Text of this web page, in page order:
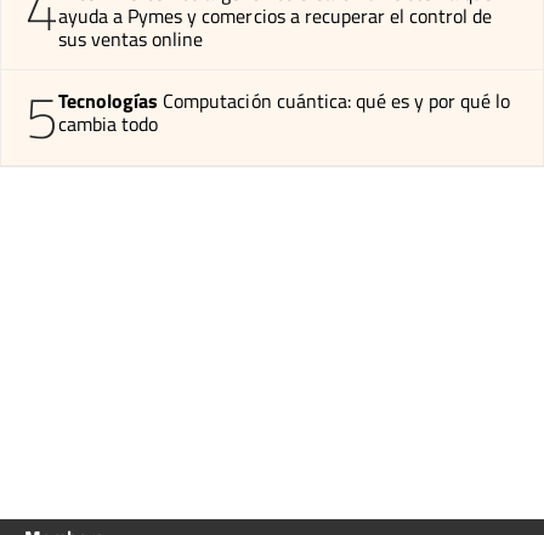
ayuda a Pymes y comercios a recuperar el control de
sus ventas online
5Tecnologías Computación cuántica: qué es y por qué lo
cambia todo